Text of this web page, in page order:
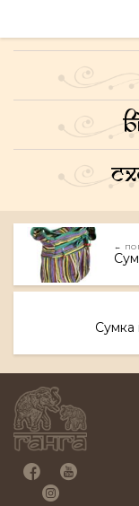
←
Сумка